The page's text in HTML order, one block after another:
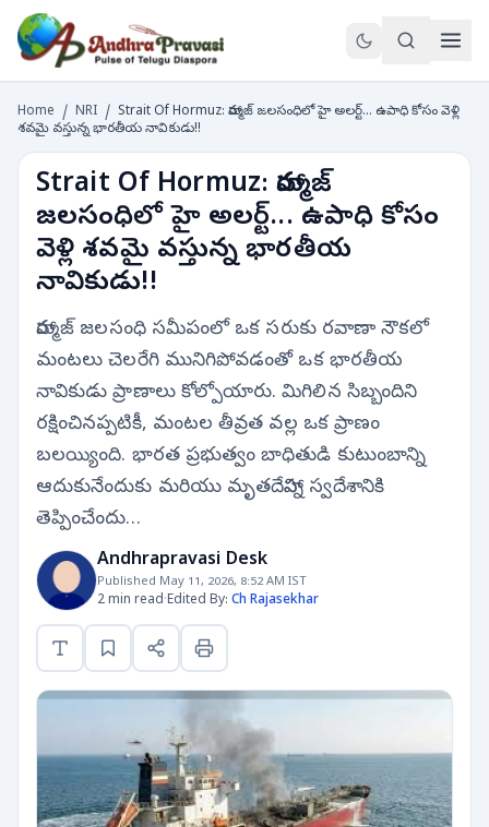
Home / NRI / Strait Of Hormuz: హార్ముజ్ జలసంధిలో హై అలర్ట్... ఉపాధి కోసం వెళ్లి
శవమై వస్తున్న భారతీయ నావికుడు!!
Strait Of Hormuz: హార్ముజ్
జలసంధిలో హై అలర్ట్... ఉపాధి కోసం
వెళ్లి శవమై వస్తున్న భారతీయ
నావికుడు!!
హార్ముజ్ జలసంధి సమీపంలో ఒక సరుకు రవాణా నౌకలో
మంటలు చెలరేగి మునిగిపోవడంతో ఒక భారతీయ
నావికుడు ప్రాణాలు కోల్పోయారు. మిగిలిన సిబ్బందిని
రక్షించినప్పటికీ, మంటల తీవ్రత వల్ల ఒక ప్రాణం
బలయ్యింది. భారత ప్రభుత్వం బాధితుడి కుటుంబాన్ని
ఆదుకునేందుకు మరియు మృతదేహాన్ని స్వదేశానికి
తెప్పించేందు…
Andhrapravasi Desk
Published May 11, 2026, 8:52 AM IST
2 min read·Edited By: Ch Rajasekhar